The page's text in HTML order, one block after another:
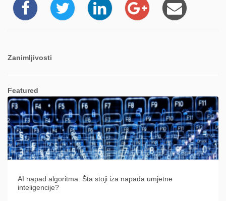
Zanimljivosti
Featured
AI napad algoritma: Šta stoji iza napada umjetne
inteligencije?